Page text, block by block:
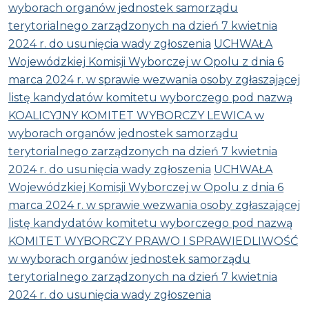
wyborach organów jednostek samorządu
terytorialnego zarządzonych na dzień 7 kwietnia
2024 r. do usunięcia wady zgłoszenia UCHWAŁA
Wojewódzkiej Komisji Wyborczej w Opolu z dnia 6
marca 2024 r. w sprawie wezwania osoby zgłaszającej
listę kandydatów komitetu wyborczego pod nazwą
KOALICYJNY KOMITET WYBORCZY LEWICA w
wyborach organów jednostek samorządu
terytorialnego zarządzonych na dzień 7 kwietnia
2024 r. do usunięcia wady zgłoszenia UCHWAŁA
Wojewódzkiej Komisji Wyborczej w Opolu z dnia 6
marca 2024 r. w sprawie wezwania osoby zgłaszającej
listę kandydatów komitetu wyborczego pod nazwą
KOMITET WYBORCZY PRAWO I SPRAWIEDLIWOŚĆ
w wyborach organów jednostek samorządu
terytorialnego zarządzonych na dzień 7 kwietnia
2024 r. do usunięcia wady zgłoszenia